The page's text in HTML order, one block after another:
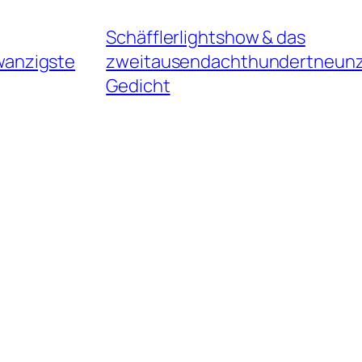
Schäfflerlightshow & das
Gedicht